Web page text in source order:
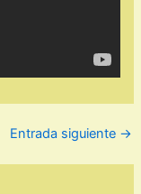
Entrada siguiente →